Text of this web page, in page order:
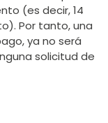
(es decir, 14
Por tanto, una
ya no será
solicitud de